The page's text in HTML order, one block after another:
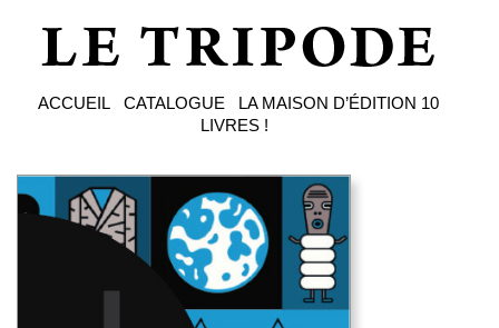
ACCUEIL CATALOGUE LA MAISON D’ÉDITION 10
LIVRES !